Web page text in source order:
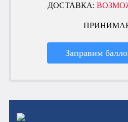
ДОСТАВКА:
Заправим